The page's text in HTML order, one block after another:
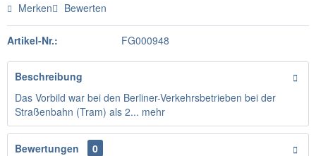
Merken Bewerten
Artikel-Nr.: FG000948
Beschreibung
Das Vorbild war bei den Berliner-Verkehrsbetrieben bei der
Straßenbahn (Tram) als 2... mehr
Bewertungen
0